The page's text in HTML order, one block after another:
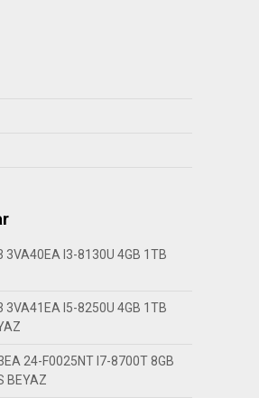
3VA40EA I3-8130U 4GB 1TB
3VA41EA I5-8250U 4GB 1TB
24-F0025NT I7-8700T 8GB
BEYAZ